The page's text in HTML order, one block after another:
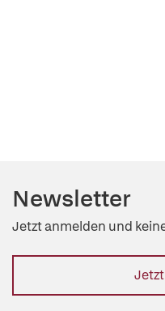
Newsletter
Jetzt anmelden und